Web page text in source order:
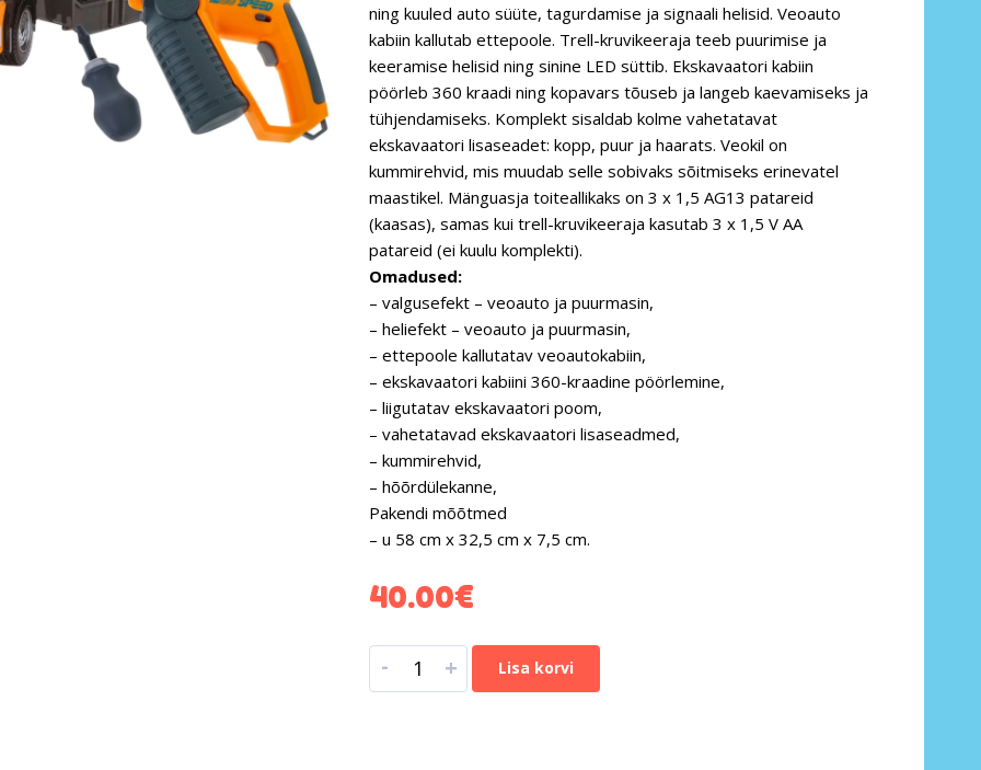
ning kuuled auto süüte, tagurdamise ja signaali helisid. Veoauto
kabiin kallutab ettepoole. Trell-kruvikeeraja teeb puurimise ja
keeramise helisid ning sinine LED süttib. Ekskavaatori kabiin
pöörleb 360 kraadi ning kopavars tõuseb ja langeb kaevamiseks ja
tühjendamiseks. Komplekt sisaldab kolme vahetatavat
ekskavaatori lisaseadet: kopp, puur ja haarats. Veokil on
kummirehvid, mis muudab selle sobivaks sõitmiseks erinevatel
maastikel. Mänguasja toiteallikaks on 3 x 1,5 AG13 patareid
(kaasas), samas kui trell-kruvikeeraja kasutab 3 x 1,5 V AA
patareid (ei kuulu komplekti).
Omadused:
– valgusefekt – veoauto ja puurmasin,
– heliefekt – veoauto ja puurmasin,
– ettepoole kallutatav veoautokabiin,
– ekskavaatori kabiini 360-kraadine pöörlemine,
– liigutatav ekskavaatori poom,
– vahetatavad ekskavaatori lisaseadmed,
– kummirehvid,
– hõõrdülekanne,
Pakendi mõõtmed
– u 58 cm x 32,5 cm x 7,5 cm.
40.00€
- + Lisa korvi